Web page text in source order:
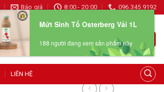
Báo giá 8:00 - 20:00 096.345.9192
HOTLINE 24/7
096 345 9192
Giỏ hàng
LIÊN HỆ
Mứt Sinh Tố Osterberg Vải 1L
188 người đang xem sản phẩm này